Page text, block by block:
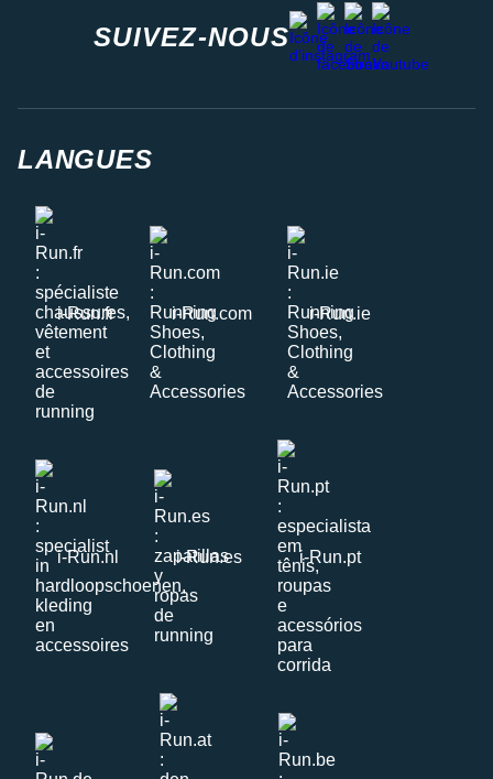
SUIVEZ-NOUS
instagram
facebook
stravayoutube
LANGUES
i-Run.fr i-Run.com i-Run.ie
i-Run.nl i-Run.es i-Run.pt